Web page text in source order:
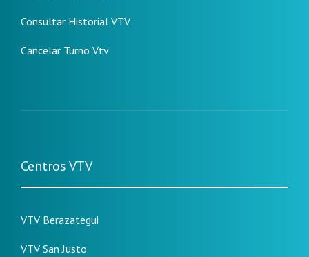
Consultar Historial VTV
Cancelar Turno Vtv
Centros VTV
VTV Berazategui
VTV San Justo